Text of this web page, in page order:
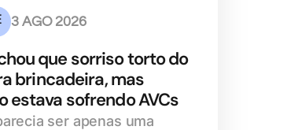
3 AGO 2026
que sorriso torto do
brincadeira, mas
estava sofrendo AVCs
ser apenas uma